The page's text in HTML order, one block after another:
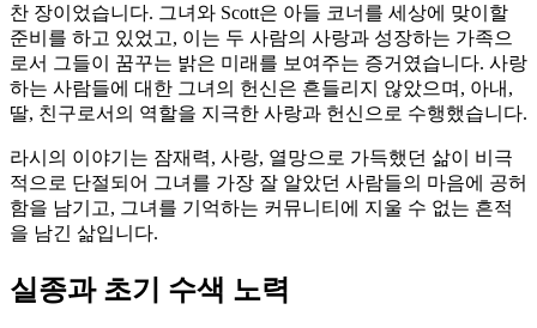
찬 장이었습니다. 그녀와 Scott은 아들 코너를 세상에 맞이할
준비를 하고 있었고, 이는 두 사람의 사랑과 성장하는 가족으
로서 그들이 꿈꾸는 밝은 미래를 보여주는 증거였습니다. 사랑
하는 사람들에 대한 그녀의 헌신은 흔들리지 않았으며, 아내,
딸, 친구로서의 역할을 지극한 사랑과 헌신으로 수행했습니다.
라시의 이야기는 잠재력, 사랑, 열망으로 가득했던 삶이 비극
적으로 단절되어 그녀를 가장 잘 알았던 사람들의 마음에 공허
함을 남기고, 그녀를 기억하는 커뮤니티에 지울 수 없는 흔적
을 남긴 삶입니다.
실종과 초기 수색 노력